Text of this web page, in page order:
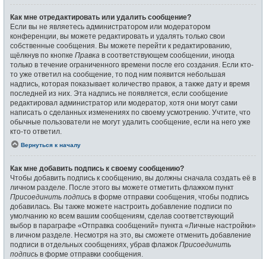
Как мне отредактировать или удалить сообщение?
Если вы не являетесь администратором или модератором
конференции, вы можете редактировать и удалять только свои
собственные сообщения. Вы можете перейти к редактированию,
щёлкнув по кнопке Правка в соответствующем сообщении, иногда
только в течение ограниченного времени после его создания. Если кто-
то уже ответил на сообщение, то под ним появится небольшая
надпись, которая показывает количество правок, а также дату и время
последней из них. Эта надпись не появляется, если сообщение
редактировал администратор или модератор, хотя они могут сами
написать о сделанных изменениях по своему усмотрению. Учтите, что
обычные пользователи не могут удалить сообщение, если на него уже
кто-то ответил.
Вернуться к началу
Как мне добавить подпись к своему сообщению?
Чтобы добавить подпись к сообщению, вы должны сначала создать её в
личном разделе. После этого вы можете отметить флажком пункт
Присоединить подпись в форме отправки сообщения, чтобы подпись
добавилась. Вы также можете настроить добавление подписи по
умолчанию ко всем вашим сообщениям, сделав соответствующий
выбор в параграфе «Отправка сообщений» пункта «Личные настройки»
в личном разделе. Несмотря на это, вы сможете отменить добавление
подписи в отдельных сообщениях, убрав флажок Присоединить
подпись в форме отправки сообщения.